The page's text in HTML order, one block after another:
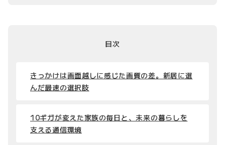
目次
きっかけは画面越しに感じた画質の差。新居に選
んだ最速の選択肢
10ギガが変えた家族の毎日と、未来の暮らしを
支える通信環境